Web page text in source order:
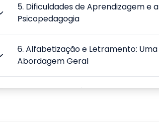
5. Dificuldades de Aprendizagem e a
Psicopedagogia
6.Alfabetização e Letramento: Uma
Abordagem Geral
7.Aquisição da Língua Escrita na